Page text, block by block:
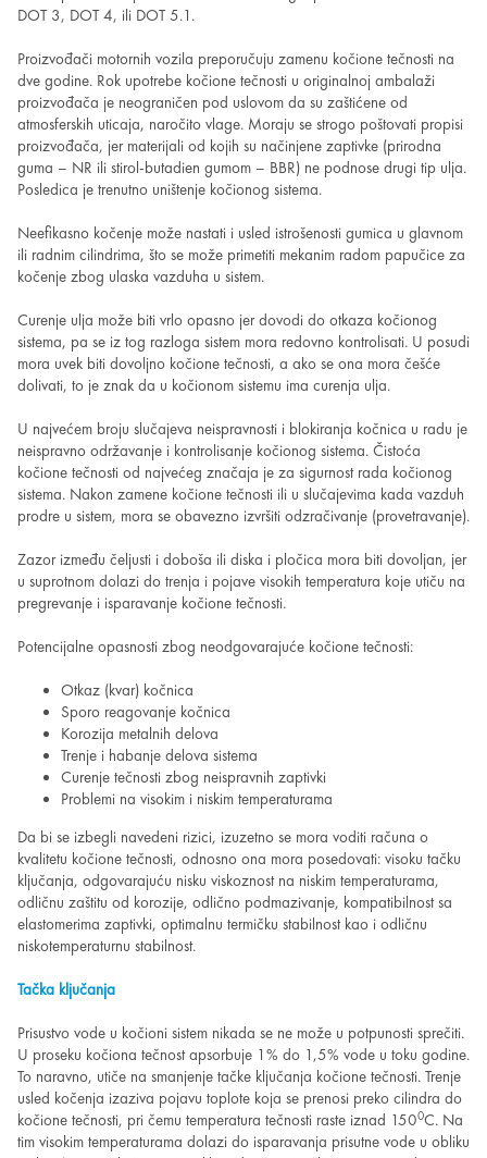
DOT 3, DOT 4, ili DOT 5.1.
Proizvođači motornih vozila preporučuju zamenu kočione tečnosti na
dve godine. Rok upotrebe kočione tečnosti u originalnoj ambalaži
proizvođača je neograničen pod uslovom da su zaštićene od
atmosferskih uticaja, naročito vlage. Moraju se strogo poštovati propisi
proizvođača, jer materijali od kojih su načinjene zaptivke (prirodna
guma – NR ili stirol-butadien gumom – BBR) ne podnose drugi tip ulja.
Posledica je trenutno uništenje kočionog sistema.
Neefikasno kočenje može nastati i usled istrošenosti gumica u glavnom
ili radnim cilindrima, što se može primetiti mekanim radom papučice za
kočenje zbog ulaska vazduha u sistem.
Curenje ulja može biti vrlo opasno jer dovodi do otkaza kočionog
sistema, pa se iz tog razloga sistem mora redovno kontrolisati. U posudi
mora uvek biti dovoljno kočione tečnosti, a ako se ona mora češće
dolivati, to je znak da u kočionom sistemu ima curenja ulja.
U najvećem broju slučajeva neispravnosti i blokiranja kočnica u radu je
neispravno održavanje i kontrolisanje kočionog sistema. Čistoća
kočione tečnosti od najvećeg značaja je za sigurnost rada kočionog
sistema. Nakon zamene kočione tečnosti ili u slučajevima kada vazduh
prodre u sistem, mora se obavezno izvršiti odzračivanje (provetravanje).
Zazor između čeljusti i doboša ili diska i pločica mora biti dovoljan, jer
u suprotnom dolazi do trenja i pojave visokih temperatura koje utiču na
pregrevanje i isparavanje kočione tečnosti.
Potencijalne opasnosti zbog neodgovarajuće kočione tečnosti:
Otkaz (kvar) kočnica
Sporo reagovanje kočnica
Korozija metalnih delova
Trenje i habanje delova sistema
Curenje tečnosti zbog neispravnih zaptivki
Problemi na visokim i niskim temperaturama
Da bi se izbegli navedeni rizici, izuzetno se mora voditi računa o
kvalitetu kočione tečnosti, odnosno ona mora posedovati: visoku tačku
ključanja, odgovarajuću nisku viskoznost na niskim temperaturama,
odličnu zaštitu od korozije, odlično podmazivanje, kompatibilnost sa
elastomerima zaptivki, optimalnu termičku stabilnost kao i odličnu
niskotemperaturnu stabilnost.
Tačka ključanja
Prisustvo vode u kočioni sistem nikada se ne može u potpunosti sprečiti.
U proseku kočiona tečnost apsorbuje 1% do 1,5% vode u toku godine.
To naravno, utiče na smanjenje tačke ključanja kočione tečnosti. Trenje
usled kočenja izaziva pojavu toplote koja se prenosi preko cilindra do
kočione tečnosti, pri čemu temperatura tečnosti raste iznad 1500C. Na
tim visokim temperaturama dolazi do isparavanja prisutne vode u obliku